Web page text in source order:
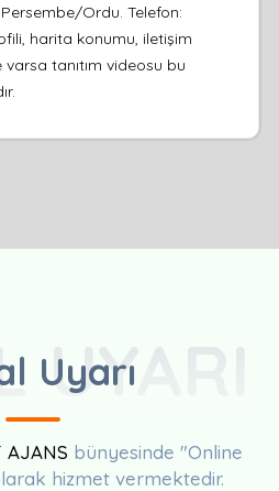
Ordu. Telefon:
harita konumu, iletişim
tanıtım videosu bu
Uyarı
UYARI
AJANS bünyesinde "Online
hizmet vermektedir.